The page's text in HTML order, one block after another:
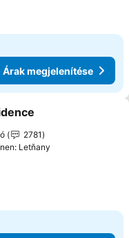
Árak megjelenítése
a kedvencekhez
2781
Letňany